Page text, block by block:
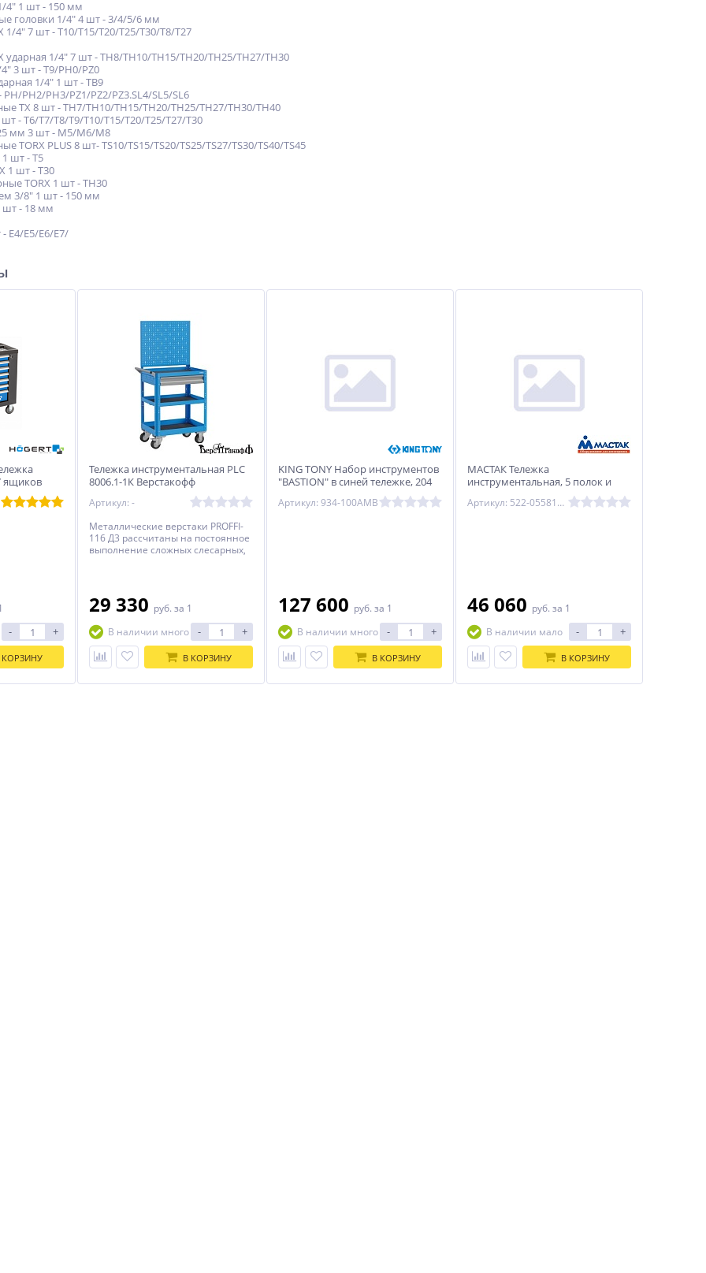
% %
SIVER К-110 MAXI стапель
платформенный
658 800руб.
%
KraftWell KRW12 Подкатной
электрический гайковерт
179 910
4" 1 шт - 150 мм
головки 1/4" 4 шт - 3/4/5/6 мм
1/4" 7 шт - T10/T15/T20/T25/T30/T8/T27
ударная 1/4" 7 шт - TH8/TH10/TH15/TH20/TH25/TH27/TH30
3 шт - T9/PH0/PZ0
1/4" 1 шт - TB9
PH2/PH3/PZ1/PZ2/PZ3.SL4/SL5/SL6
TX 8 шт - TH7/TH10/TH15/TH20/TH25/TH27/TH30/TH40
- T6/T7/T8/T9/T10/T15/T20/T25/T27/T30
25 мм 3 шт - М5/М6/М8
TORX PLUS 8 шт- TS10/TS15/TS20/TS25/TS27/TS30/TS40/TS45
шт - Т5
1 шт - T30
TORX 1 шт - TH30
3/8" 1 шт - 150 мм
шт - 18 мм
- Е4/Е5/Е6/Е7/
ящиков
- +
КОРЗИНУ
Тележка инструментальная PLC
8006.1-1К Верстакофф
Артикул: -
Металлические верстаки PROFFI-
116 Д3 рассчитаны на постоянное
выполнение сложных слесарных,
мастерской, гаража, ремонтного
цеха, станции техобслуживания.
Их преимущества – прочная
конструкция, эстетичный дизайн
и умеренная цена. Благодаря их
компактности вы без труда
разместите верстак даже на
29 330 руб. за 1
В наличии много
- +
В КОРЗИНУ
KING TONY Набор инструментов
"BASTION" в синей тележке, 204
предмета KING TONY 934-100AMB
Артикул: 934-100AMB
127 600 руб. за 1
В наличии много
- +
В КОРЗИНУ
МАСТАК Тележка
инструментальная, 5 полок и
отсек, "ОПТИМА", серая МАСТАК
522-05581MG
Артикул: 522-05581MG
46 060 руб. за 1
В наличии мало
- +
В КОРЗИНУ